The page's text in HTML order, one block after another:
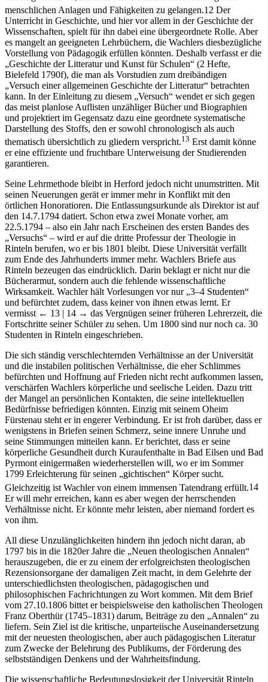
menschlichen Anlagen und Fähigkeiten zu gelangen.12 Der
Unterricht in Geschichte, und hier vor allem in der Geschichte der
Wissenschaften, spielt für ihn dabei eine übergeordnete Rolle. Aber
es mangelt an geeigneten Lehrbüchern, die Wachlers diesbezügliche
Vorstellung von Pädagogik erfüllen könnten. Deshalb verfasst er die
„Geschichte der Litteratur und Kunst für Schulen“ (2 Hefte,
Bielefeld 1790f), die man als Vorstudien zum dreibändigen
„Versuch einer allgemeinen Geschichte der Litteratur“ betrachten
kann. In der Einleitung zu diesem „Versuch“ wendet er sich gegen
das meist planlose Auflisten unzähliger Bücher und Biographien
und projektiert im Gegensatz dazu eine geordnete systematische
Darstellung des Stoffs, den er sowohl chronologisch als auch
thematisch übersichtlich zu gliedern verspricht.13 Erst damit könne
er eine effiziente und fruchtbare Unterweisung der Studierenden
garantieren.
Seine Lehrmethode bleibt in Herford jedoch nicht unumstritten. Mit
seinen Neuerungen gerät er immer mehr in Konflikt mit den
örtlichen Honoratioren. Die Entlassungsurkunde als Direktor ist auf
den 14.7.1794 datiert. Schon etwa zwei Monate vorher, am
22.5.1794 – also ein Jahr nach Erscheinen des ersten Bandes des
„Versuchs“ – wird er auf die dritte Professur der Theologie in
Rinteln berufen, wo er bis 1801 bleibt. Diese Universität verfällt
zum Ende des Jahrhunderts immer mehr. Wachlers Briefe aus
Rinteln bezeugen das eindrücklich. Darin beklagt er nicht nur die
Bücherarmut, sondern auch die fehlende wissenschaftliche
Wirksamkeit. Wachler hält Vorlesungen vor nur „3–4 Studenten“
und befürchtet zudem, dass keiner von ihnen etwas lernt. Er
vermisst ← 13 | 14 → das Vergnügen seiner früheren Lehrerzeit, die
Fortschritte seiner Schüler zu sehen. Um 1800 sind nur noch ca. 30
Studenten in Rinteln eingeschrieben.
Die sich ständig verschlechternden Verhältnisse an der Universität
und die instabilen politischen Verhältnisse, die eher Schlimmes
befürchten und Hoffnung auf Frieden nicht recht aufkommen lassen,
verschärfen Wachlers körperliche und seelische Leiden. Dazu tritt
der Mangel an persönlichen Kontakten, die seine intellektuellen
Bedürfnisse befriedigen könnten. Einzig mit seinem Oheim
Fürstenau steht er in engerer Verbindung. Er ist froh darüber, dass er
wenigstens in Briefen seinen Schmerz, seine innere Unruhe und
seine Stimmungen mitteilen kann. Er berichtet, dass er seine
körperliche Gesundheit durch Kuraufenthalte in Bad Eilsen und Bad
Pyrmont einigermaßen wiederherstellen will, wo er im Sommer
1799 Erleichterung für seinen „gichtischen“ Körper sucht.
Gleichzeitig ist Wachler von einem immensen Tatendrang erfüllt.14
Er will mehr erreichen, kann es aber wegen der herrschenden
Verhältnisse nicht. Er könnte mehr leisten, aber niemand fordert es
von ihm.
All diese Unzulänglichkeiten hindern ihn jedoch nicht daran, ab
1797 bis in die 1820er Jahre die „Neuen theologischen Annalen“
herauszugeben, die er zu einem der erfolgreichsten theologischen
Rezensionsorgane der damaligen Zeit macht, in dem Gelehrte der
unterschiedlichsten theologischen, pädagogischen und
philosophischen Fachrichtungen zu Wort kommen. Mit dem Brief
vom 27.10.1806 bittet er beispielsweise den katholischen Theologen
Franz Oberthür (1745–1831) darum, Beiträge zu den „Annalen“ zu
liefern. Sein Ziel ist die kritische, unparteiische Auseinandersetzung
mit der neuesten theologischen, aber auch pädagogischen Literatur
zum Zwecke der Belehrung des Publikums, der Förderung des
selbstständigen Denkens und der Wahrheitsfindung.
Die wissenschaftliche Bedeutungslosigkeit der Universität Rinteln